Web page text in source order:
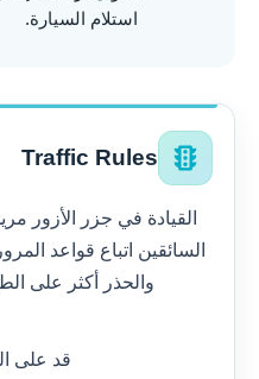
استلام السيارة.
traffic
Traffic Rules
القيادة في جزر الأزور
السائقين اتباع قواعد
والحذر أكثر على
قد على